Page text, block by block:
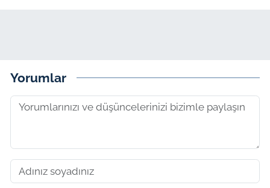
Yorumlar